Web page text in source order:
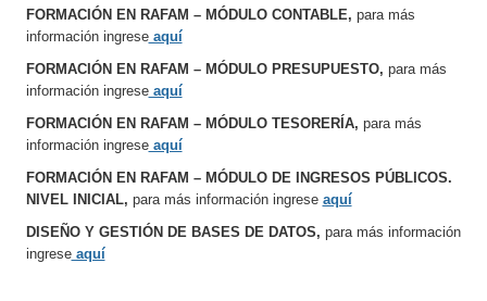
FORMACIÓN EN RAFAM – MÓDULO CONTABLE, para más
información ingreseaquí
FORMACIÓN EN RAFAM – MÓDULO PRESUPUESTO, para más
información ingreseaquí
FORMACIÓN EN RAFAM – MÓDULO TESORERÍA, para más
información ingreseaquí
FORMACIÓN EN RAFAM – MÓDULO DE INGRESOS PÚBLICOS.
NIVEL INICIAL, para más información ingrese aquí
DISEÑO Y GESTIÓN DE BASES DE DATOS, para más información
ingreseaquí